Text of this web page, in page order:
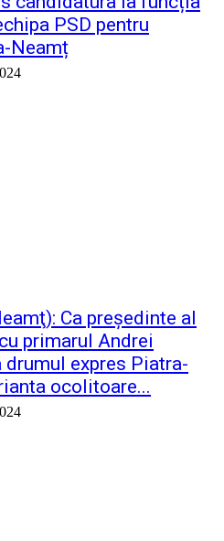
PSD pentru
Neamț
Ca preşedinte al
primarul Andrei
drumul expres Piatra-
ocolitoare...